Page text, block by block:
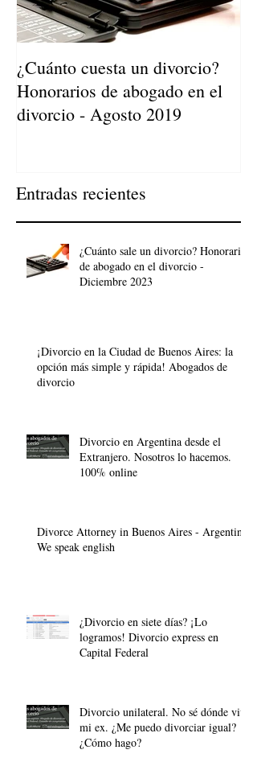
¿Cuánto cuesta un divorcio?
Honorarios de abogado en el
divorcio - Agosto 2019
Entradas recientes
¿Cuánto sale un divorcio? Honorarios
de abogado en el divorcio -
Diciembre 2023
¡Divorcio en la Ciudad de Buenos Aires: la
opción más simple y rápida! Abogados de
divorcio
Divorcio en Argentina desde el
Extranjero. Nosotros lo hacemos.
100% online
Divorce Attorney in Buenos Aires - Argentina.
We speak english
¿Divorcio en siete días? ¡Lo
logramos! Divorcio express en
Capital Federal
Divorcio unilateral. No sé dónde vive
mi ex. ¿Me puedo divorciar igual?
¿Cómo hago?